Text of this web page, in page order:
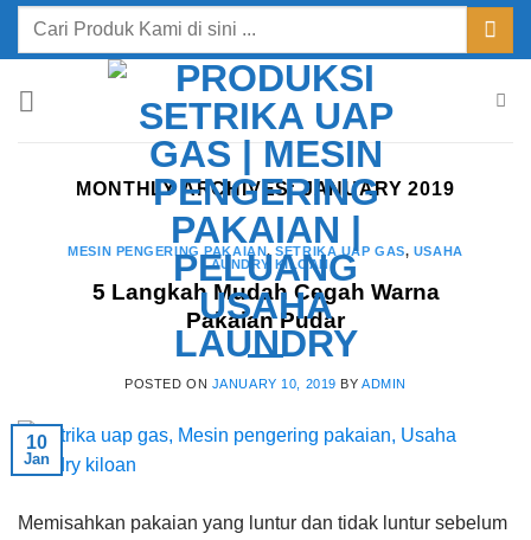
SkipSearch
MONTHLY ARCHIVES:JANUARY 2019
MESIN PENGERING PAKAIAN,SETRIKA UAP GAS, USAHA
LAUNDRY KILOAN
5 Langkah Mudah Cegah Warna
Pakaian Pudar
POSTED ON JANUARY 10, 2019 BY ADMIN
10
Jan
Memisahkan pakaian yang luntur dan tidak luntur sebelum